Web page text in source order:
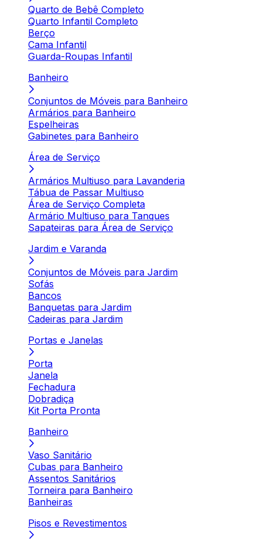
Quarto de Bebê Completo
Quarto Infantil Completo
Berço
Cama Infantil
Guarda-Roupas Infantil
Banheiro
Conjuntos de Móveis para Banheiro
Armários para Banheiro
Espelheiras
Gabinetes para Banheiro
Área de Serviço
Armários Multiuso para Lavanderia
Tábua de Passar Multiuso
Área de Serviço Completa
Armário Multiuso para Tanques
Sapateiras para Área de Serviço
Jardim e Varanda
Conjuntos de Móveis para Jardim
Sofás
Bancos
Banquetas para Jardim
Cadeiras para Jardim
Portas e Janelas
Porta
Janela
Fechadura
Dobradiça
Kit Porta Pronta
Banheiro
Vaso Sanitário
Cubas para Banheiro
Assentos Sanitários
Torneira para Banheiro
Banheiras
Pisos e Revestimentos